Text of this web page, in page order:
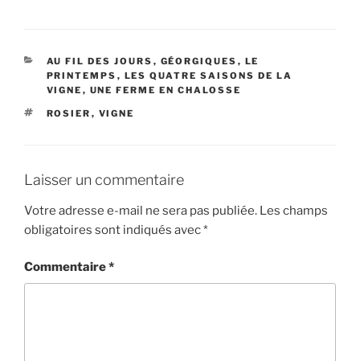
CATÉGORIES
AU FIL DES JOURS , GÉORGIQUES , LE
PRINTEMPS , LES QUATRE SAISONS DE LA
VIGNE , UNE FERME EN CHALOSSE
ÉTIQUETTES
ROSIER , VIGNE
Laisser un commentaire
Votre adresse e-mail ne sera pas publiée. Les champs
obligatoires sont indiqués avec*
Commentaire*